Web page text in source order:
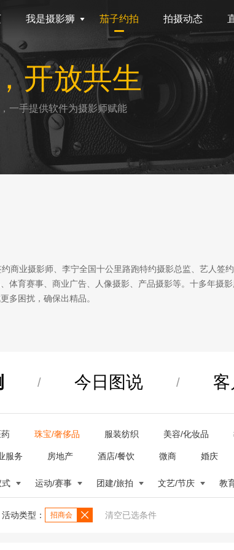
我是摄影狮 茄子约拍 拍摄动态
开放共生
一手提供软件为摄影师赋能
商业摄影师、李宁全国十公里路跑特约摄影总监、艺人签
体育赛事、商业广告、人像摄影、产品摄影等。十多年摄
多困扰，确保出精品。
/ 今日图说 /
珠宝/奢侈品 服装纺织 美容/化妆品
服务 房地产 酒店/餐饮 微商 婚庆
式 运动/赛事 团建/旅拍 文艺/节庆 教
活动类型： 招商会 清空已选条件